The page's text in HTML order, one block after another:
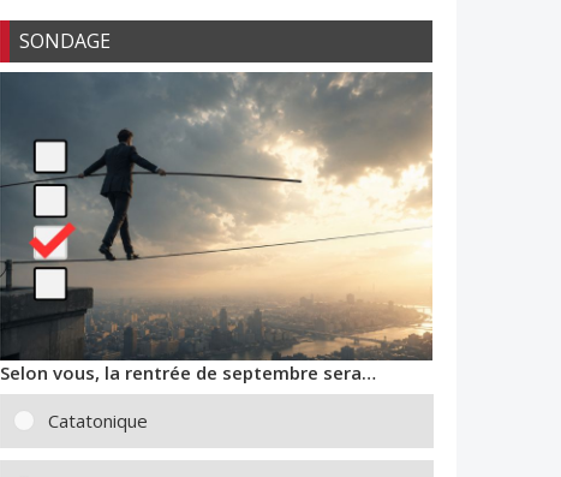
SONDAGE
Selon vous, la rentrée de septembre sera…
Catatonique